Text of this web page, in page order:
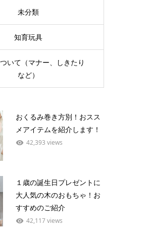
未分類
知育玩具
いて（マナー、しきたり
など）
おくるみ巻き方別！おスス
メアイテムを紹介します！
42,393 views
１歳の誕生日プレゼントに
大人気の木のおもちゃ！お
すすめのご紹介
42,117 views